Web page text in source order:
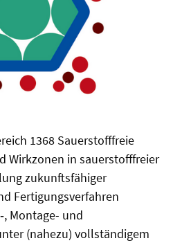
1368 Sauerstofffreie
Wirkzonen in sauerstofffreier
zukunftsfähiger
Fertigungsverfahren
Montage- und
(nahezu) vollständigem